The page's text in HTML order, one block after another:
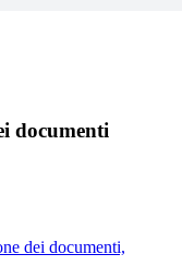
documenti
dei documenti,